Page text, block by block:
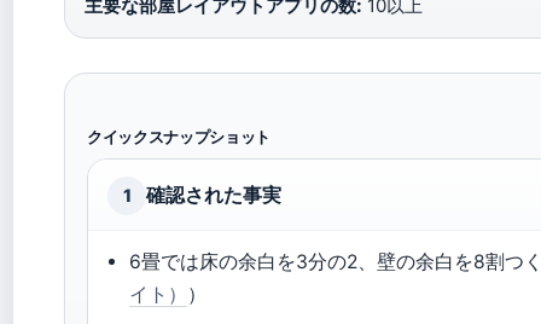
主要な部屋レイアウトアプリの数: 10以上
クイックスナップショット
1 確認された事実
6畳では床の余白を3分の2、壁の余白を8割つ
イト） ）